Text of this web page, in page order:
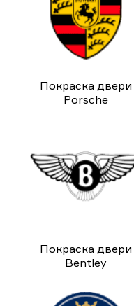
Покраска двери
Porsche
Покраска двери
Bentley